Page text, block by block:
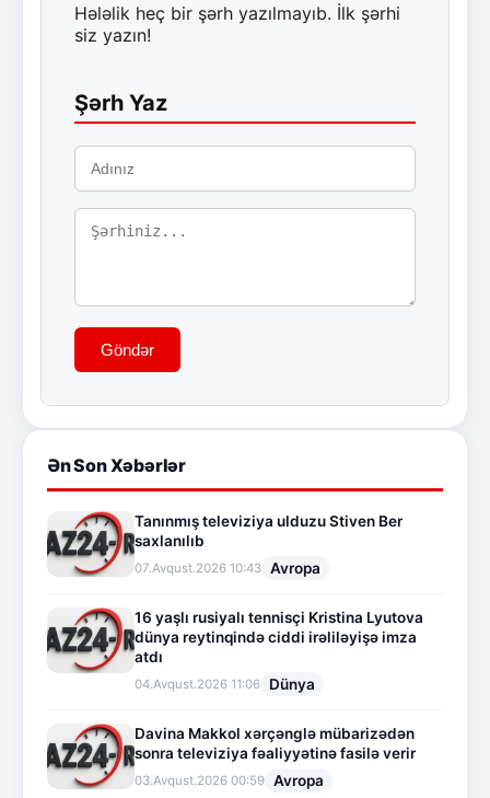
Hələlik heç bir şərh yazılmayıb. İlk şərhi
siz yazın!
Şərh Yaz
Göndər
Ən Son Xəbərlər
Tanınmış televiziya ulduzu Stiven Ber
saxlanılıb
07.Avqust.2026 10:43 Avropa
16 yaşlı rusiyalı tennisçi Kristina Lyutova
dünya reytinqində ciddi irəliləyişə imza
atdı
04.Avqust.2026 11:06 Dünya
Davina Makkol xərçənglə mübarizədən
sonra televiziya fəaliyyətinə fasilə verir
03.Avqust.2026 00:59 Avropa